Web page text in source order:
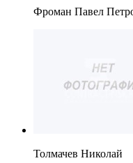
Фроман Павел
Толмачев Николай